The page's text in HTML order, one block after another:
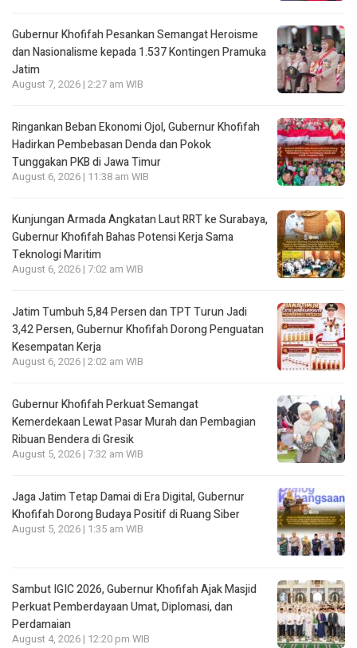
Gubernur Khofifah Pesankan Semangat Heroisme
dan Nasionalisme kepada 1.537 Kontingen Pramuka
Jatim
August 7, 2026 | 2:27 am WIB
Ringankan Beban Ekonomi Ojol, Gubernur Khofifah
Hadirkan Pembebasan Denda dan Pokok
Tunggakan PKB di Jawa Timur
August 6, 2026 | 11:38 am WIB
Kunjungan Armada Angkatan Laut RRT ke Surabaya,
Gubernur Khofifah Bahas Potensi Kerja Sama
Teknologi Maritim
August 6, 2026 | 7:02 am WIB
Jatim Tumbuh 5,84 Persen dan TPT Turun Jadi
3,42 Persen, Gubernur Khofifah Dorong Penguatan
Kesempatan Kerja
August 6, 2026 | 2:02 am WIB
Gubernur Khofifah Perkuat Semangat
Kemerdekaan Lewat Pasar Murah dan Pembagian
Ribuan Bendera di Gresik
August 5, 2026 | 7:32 am WIB
Jaga Jatim Tetap Damai di Era Digital, Gubernur
Khofifah Dorong Budaya Positif di Ruang Siber
August 5, 2026 | 1:35 am WIB
Sambut IGIC 2026, Gubernur Khofifah Ajak Masjid
Perkuat Pemberdayaan Umat, Diplomasi, dan
Perdamaian
August 4, 2026 | 12:20 pm WIB